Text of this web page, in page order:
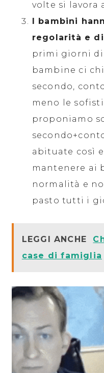
volte si lavora
I bambini
regolarità e
primi giorni di
bambine ci
secondo,
meno le
proponiamo
abituate così
mantenere ai
normalità e
pasto tutti i
LEGGI ANCHE
case di famiglia